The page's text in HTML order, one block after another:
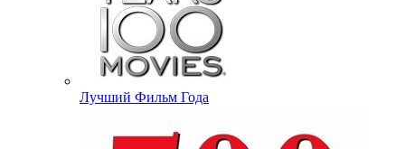
Лучший Фильм Года